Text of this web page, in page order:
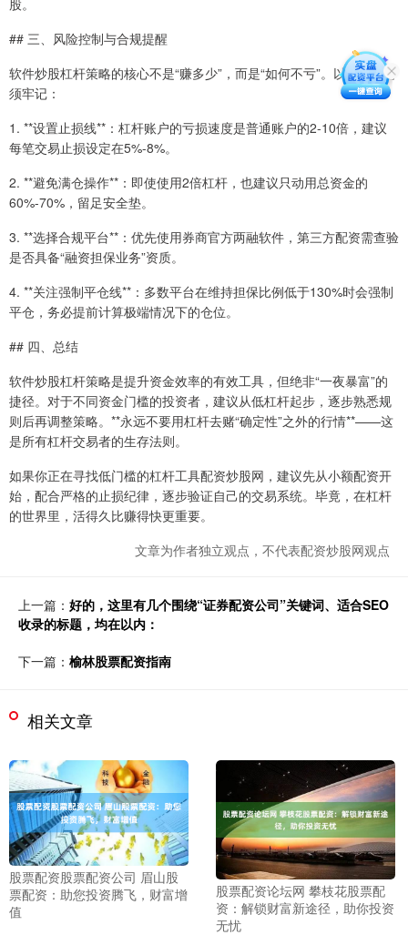
## 三、风险控制与合规提醒
软件炒股杠杆策略的核心不是“赚多少”，而是“如何不亏”。以下几点必
须牢记：
1. **设置止损线**：杠杆账户的亏损速度是普通账户的2-10倍，建议
每笔交易止损设定在5%-8%。
2. **避免满仓操作**：即使使用2倍杠杆，也建议只动用总资金的
60%-70%，留足安全垫。
3. **选择合规平台**：优先使用券商官方两融软件，第三方配资需查验
是否具备“融资担保业务”资质。
4. **关注强制平仓线**：多数平台在维持担保比例低于130%时会强制
平仓，务必提前计算极端情况下的仓位。
## 四、总结
软件炒股杠杆策略是提升资金效率的有效工具，但绝非“一夜暴富”的
捷径。对于不同资金门槛的投资者，建议从低杠杆起步，逐步熟悉规
则后再调整策略。**永远不要用杠杆去赌“确定性”之外的行情**——这
是所有杠杆交易者的生存法则。
如果你正在寻找低门槛的杠杆工具配资炒股网，建议先从小额配资开
始，配合严格的止损纪律，逐步验证自己的交易系统。毕竟，在杠杆
的世界里，活得久比赚得快更重要。
文章为作者独立观点，不代表配资炒股网观点
上一篇： 好的，这里有几个围绕“证券配资公司”关键词、适合SEO
收录的标题，均在以内：
下一篇： 榆林股票配资指南
相关文章
股票配资股票配资公司 眉山股
票配资：助您投资腾飞，财富增
值
股票配资论坛网 攀枝花股票配
资：解锁财富新途径，助你投资
无忧